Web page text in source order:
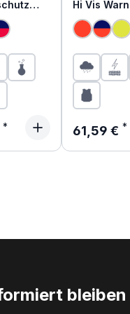
Preis:
Hi Vis
Regen
61,59 €
bleiben